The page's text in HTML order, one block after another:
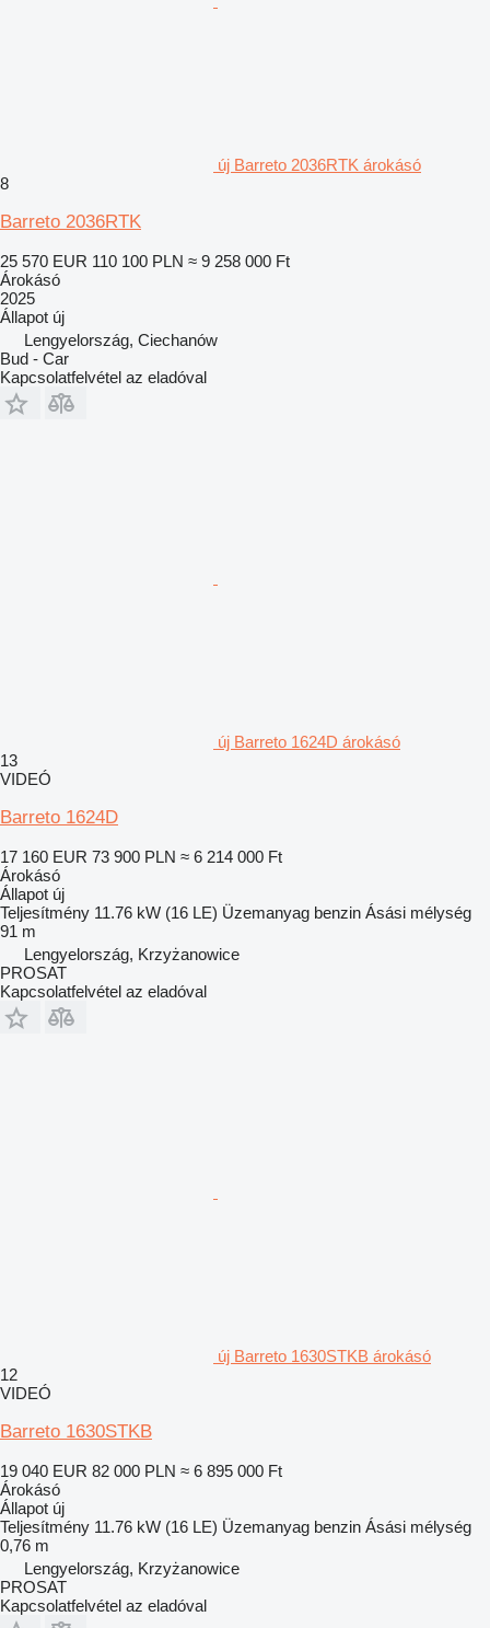
új Barreto 2036RTK árokásó
8
Barreto 2036RTK
25 570 EUR 110 100 PLN ≈ 9 258 000 Ft
Árokásó
2025
Állapot új
Lengyelország, Ciechanów
Bud - Car
Kapcsolatfelvétel az eladóval
új Barreto 1624D árokásó
13
VIDEÓ
Barreto 1624D
17 160 EUR 73 900 PLN ≈ 6 214 000 Ft
Árokásó
Állapot új
Teljesítmény 11.76 kW (16 LE) Üzemanyag benzin Ásási mélység
91 m
Lengyelország, Krzyżanowice
PROSAT
Kapcsolatfelvétel az eladóval
új Barreto 1630STKB árokásó
12
VIDEÓ
Barreto 1630STKB
19 040 EUR 82 000 PLN ≈ 6 895 000 Ft
Árokásó
Állapot új
Teljesítmény 11.76 kW (16 LE) Üzemanyag benzin Ásási mélység
0,76 m
Lengyelország, Krzyżanowice
PROSAT
Kapcsolatfelvétel az eladóval